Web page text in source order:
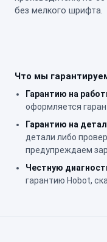
без мелкого шрифта.
Что мы
Гарантию на
оформляется
Гарантию на
детали либо
предупреждаем
Честную
гарантию Hobot,